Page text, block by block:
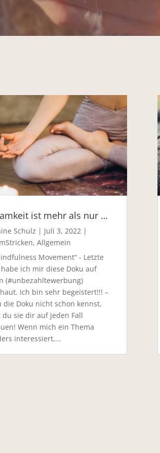
ist mehr als nur …
Schulz | Juli 3, 2022|
, Allgemein
Movement“ - Letzte
ich mir diese Doku auf
(#unbezahltewerbung)
Ich bin sehr begeistert!!! –
die Doku nicht schon kennst,
du sie dir auf jeden Fall
Wenn mich ein Thema
interessiert,...